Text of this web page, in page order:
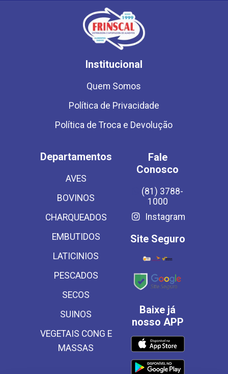
Institucional
Quem Somos
Política de Privacidade
Política de Troca e Devolução
Departamentos
AVES
BOVINOS
CHARQUEADOS
EMBUTIDOS
LATICINIOS
PESCADOS
SECOS
SUINOS
VEGETAIS CONG E
MASSAS
Fale
Conosco
(81) 3788-
1000
Instagram
Site Seguro
Baixe já
nosso APP